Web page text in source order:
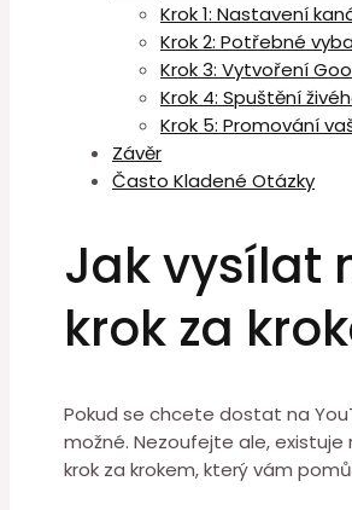
Krok 1: Nastavení
Krok 2: Potřebné
Krok 3: Vytvoření
Krok 4: Spuštění
Krok 5: Promování
Závěr
Často Kladené Otázky
Jak vysílat
krok za
Pokud se chcete dostat na
možné. Nezoufejte ale,
krok za krokem, který vám